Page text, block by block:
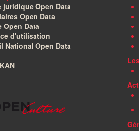
juridique Open Data
Open Data
Open Data
d'utilisation
National Open Data